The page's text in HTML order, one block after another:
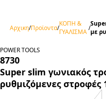
Αρχικη/Προϊοντα/ΚΟΠΗ &
ΓΥΑΛΙΣΜΑ/με
POWER TOOLS
8730
Super slim γωνιακός
ρυθμιζόμενες στροφές